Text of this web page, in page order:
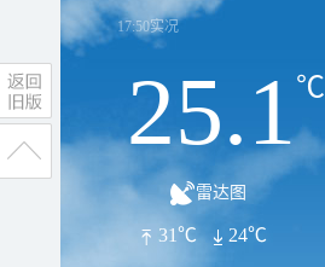
17:50实况
25.1℃
雷达图
31℃ 24℃